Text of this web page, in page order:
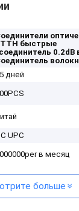
быстрые
соединитель 0.2dB
дней
UPC
в месяц
больше